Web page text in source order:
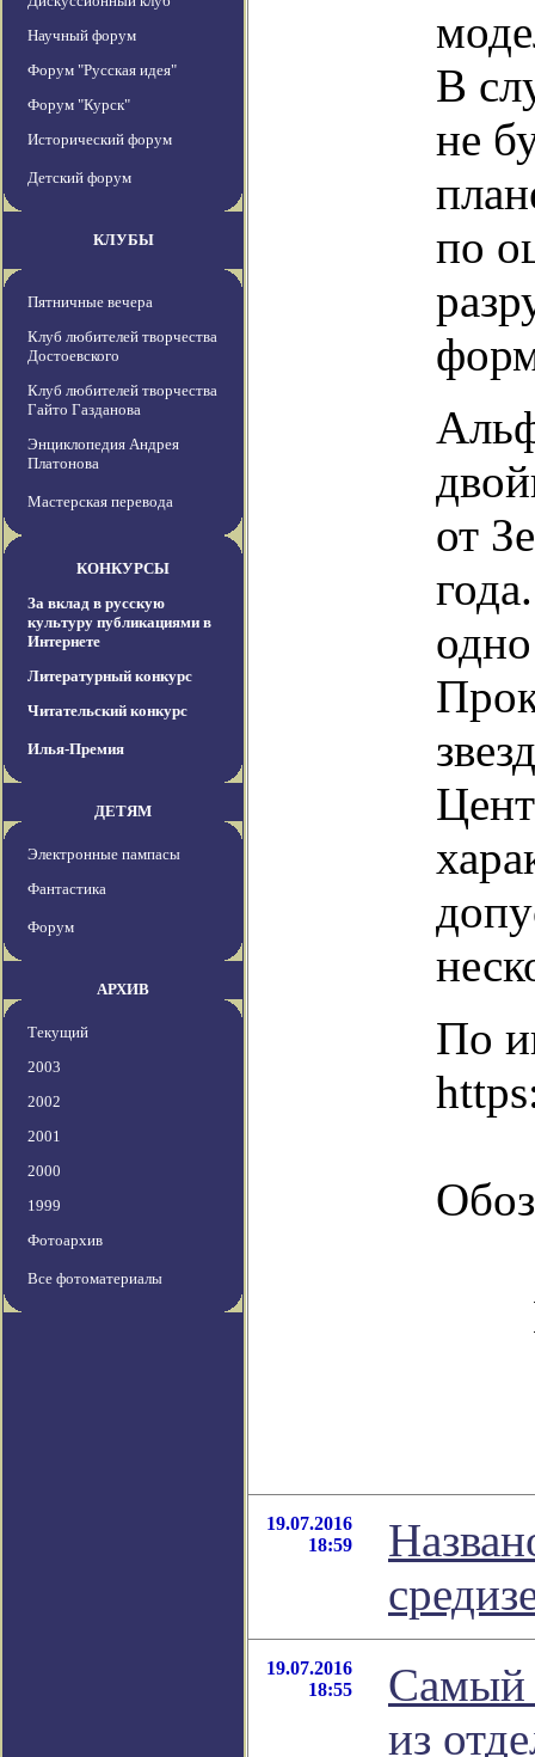
Научный форум
Форум "Русская идея"
Форум "Курск"
Исторический форум
Детский форум
КЛУБЫ
Пятничные вечера
Клуб любителей творчества
Достоевского
Клуб любителей творчества
Гайто Газданова
Энциклопедия Андрея
Платонова
Мастерская перевода
КОНКУРСЫ
За вклад в русскую
культуру публикациями в
Интернете
Литературный конкурс
Читательский конкурс
Илья-Премия
ДЕТЯМ
Электронные пампасы
Фантастика
Форум
АРХИВ
Текущий
2003
2002
2001
2000
1999
Фотоархив
Все фотоматериалы
В
не
по
от
По
19.07.2016
18:59
19.07.2016
18:55
Самый
из